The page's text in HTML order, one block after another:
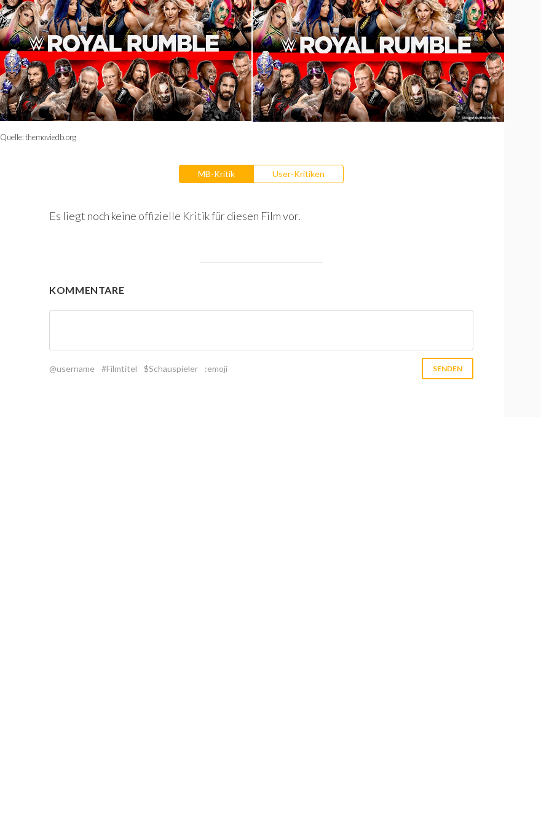
Quelle:themoviedb.org
MB-Kritik User-Kritiken
Es liegt noch keine offizielle Kritik für diesen Film vor.
KOMMENTARE
@username #Filmtitel $Schauspieler :emoji